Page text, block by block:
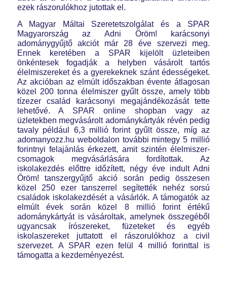
ezek rászorulókhoz jutottak el.
A Magyar Máltai Szeretetszolgálat és a SPAR
Magyarország az Adni Öröm! karácsonyi
adománygyűjtő akciót már 28 éve szervezi meg.
Ennek keretében a SPAR kijelölt üzleteiben
önkéntesek fogadják a helyben vásárolt tartós
élelmiszereket és a gyerekeknek szánt édességeket.
Az akcióban az elmúlt időszakban évente átlagosan
közel 200 tonna élelmiszer gyűlt össze, amely több
tízezer család karácsonyi megajándékozását tette
lehetővé. A SPAR online shopban vagy az
üzletekben megvásárolt adománykártyák révén pedig
tavaly például 6,3 millió forint gyűlt össze, míg az
adomanyozz.hu weboldalon további mintegy 5 millió
forintnyi felajánlás érkezett, amit szintén élelmiszer-
csomagok megvásárlására fordítottak. Az
iskolakezdés előttre időzített, négy éve indult Adni
Öröm! tanszergyűjtő akció során pedig összesen
közel 250 ezer tanszerrel segítették nehéz sorsú
családok iskolakezdését a vásárlók. A támogatók az
elmúlt évek során közel 8 millió forint értékű
adománykártyát is vásároltak, amelynek összegéből
ugyancsak írószereket, füzeteket és egyéb
iskolaszereket juttatott el rászorulókhoz a civil
szervezet. A SPAR ezen felül 4 millió forinttal is
támogatta a kezdeményezést.